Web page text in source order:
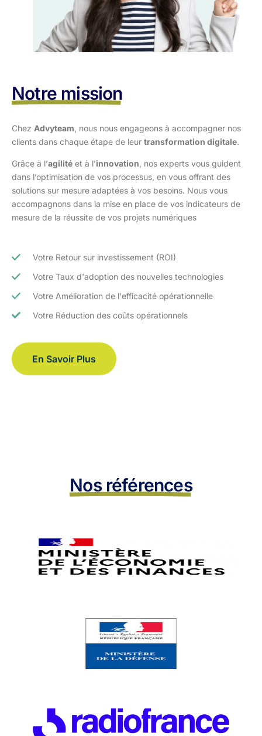
Notre mission
Chez Advyteam , nous nous engageons à accompagner nos
clients dans chaque étape de leur transformation digitale.
Grâce à l’agilité et à l’innovation , nos experts vous guident
dans l’optimisation de vos processus, en vous offrant des
solutions sur mesure adaptées à vos besoins. Nous vous
accompagnons dans la mise en place de vos indicateurs de
mesure de la réussite de vos projets numériques
Votre Retour sur investissement (ROI)
Votre Taux d'adoption des nouvelles technologies
Votre Amélioration de l'efficacité opérationnelle
Votre Réduction des coûts opérationnels
En Savoir Plus
Nos références